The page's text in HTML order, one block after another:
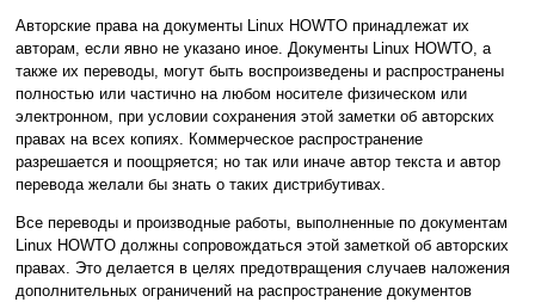
Авторские права на документы Linux HOWTO принадлежат их
авторам, если явно не указано иное. Документы Linux HOWTO, а
также их переводы, могут быть воспроизведены и распространены
полностью или частично на любом носителе физическом или
электронном, при условии сохранения этой заметки об авторских
правах на всех копиях. Коммерческое распространение
разрешается и поощряется; но так или иначе автор текста и автор
перевода желали бы знать о таких дистрибутивах.
Все переводы и производные работы, выполненные по документам
Linux HOWTO должны сопровождаться этой заметкой об авторских
правах. Это делается в целях предотвращения случаев наложения
дополнительных ограничений на распространение документов